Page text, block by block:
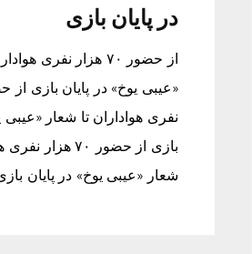
در پایان بازی
از حضور ۷۰ هزار نفری
نفری هواداران تا شعار «عیبی
بازی از حضور ۷۰ هزار
شعار «عیبی یوخ» در پایان